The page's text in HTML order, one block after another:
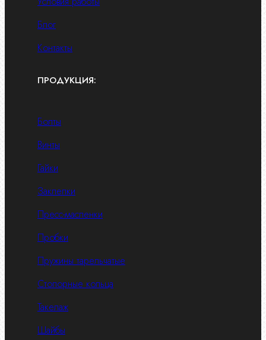
Блог
Контакты
ПРОДУКЦИЯ:
Болты
Винты
Гайки
Заклепки
Пресс-масленки
Пробки
Пружины тарельчатые
Стопорные кольца
Такелаж
Шайбы